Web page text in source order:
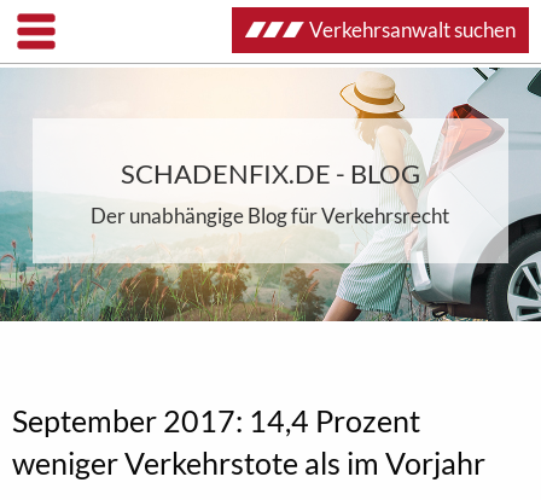
SCHADENFIX.DE - BLOG
Der unabhängige Blog für Verkehrsrecht
September 2017: 14,4 Prozent
weniger Verkehrstote als im Vorjahr
Verkehrsanwalt suchen